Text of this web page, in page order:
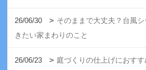
26/06/30
そのままで大丈夫？台風
きたい家まわりのこと
26/06/23
庭づくりの仕上げにおす